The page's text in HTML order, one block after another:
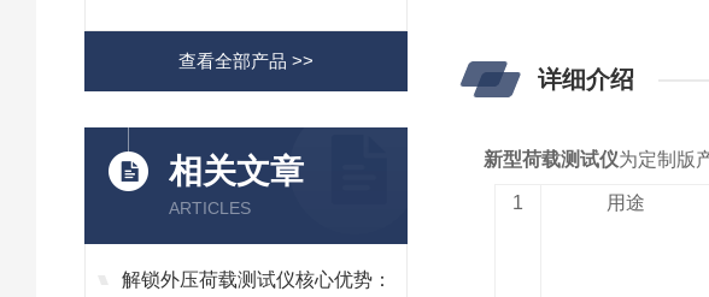
查看全部产品 >>
相关文章
ARTICLES
解锁外压荷载测试仪核心优势：
详细介绍
新型荷载测试仪为定制版
1 用途